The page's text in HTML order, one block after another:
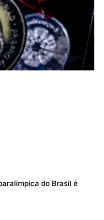
do Brasil é